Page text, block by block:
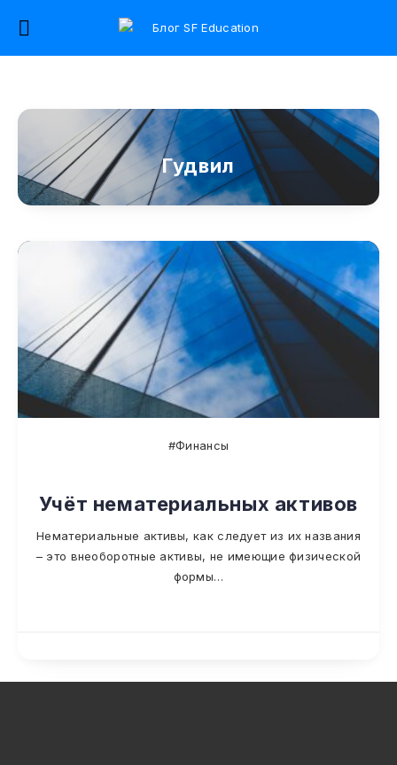
Гудвил
#Финансы
Учёт нематериальных активов
Нематериальные активы, как следует из их названия
– это внеоборотные активы, не имеющие физической
формы…